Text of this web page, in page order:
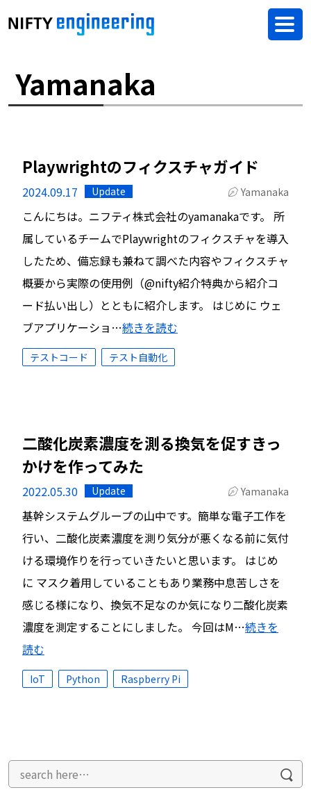
Yamanaka
Playwrightのフィクスチャガイド
2024.09.17 Update Yamanaka
こんにちは。ニフティ株式会社のyamanakaです。 所
属しているチームでPlaywrightのフィクスチャを導入
したため、備忘録も兼ねて調べた内容やフィクスチャ
概要から実際の使用例（@nifty紹介特典から紹介コ
ード払い出し）とともに紹介します。 はじめに ウェ
ブアプリケーショ…続きを読む
テストコード テスト自動化
二酸化炭素濃度を測る換気を促すきっ
かけを作ってみた
2022.05.30 Update Yamanaka
基幹システムグループの山中です。簡単な電子工作を
行い、二酸化炭素濃度を測り気分が悪くなる前に気付
ける環境作りを行っていきたいと思います。 はじめ
に マスク着用していることもあり業務中息苦しさを
感じる様になり、換気不足なのか気になり二酸化炭素
濃度を測定することにしました。 今回はM…続きを
読む
IoT Python Raspberry Pi